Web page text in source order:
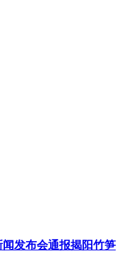
发布会通报揭阳竹笋